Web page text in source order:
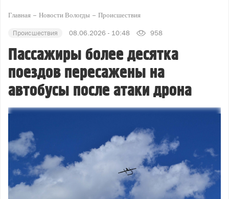
Главная Новости Вологды Происшествия
Происшествия 08.06.2026 - 10:48 958
Пассажиры более десятка
поездов пересажены на
автобусы после атаки дрона